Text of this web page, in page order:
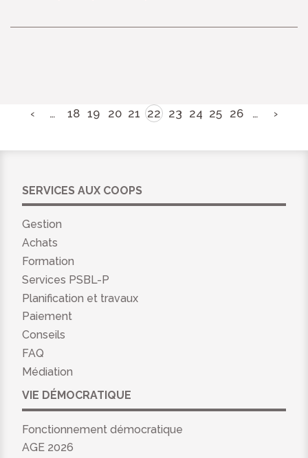
‹ … 18 19 20 21 22 23 24 25 26 … ›
SERVICES AUX COOPS
Gestion
Achats
Formation
Services PSBL-P
Planification et travaux
Paiement
Conseils
FAQ
Médiation
VIE DÉMOCRATIQUE
Fonctionnement démocratique
AGE 2026